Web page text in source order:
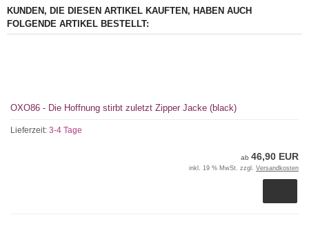
KUNDEN, DIE DIESEN ARTIKEL KAUFTEN, HABEN AUCH
FOLGENDE ARTIKEL BESTELLT:
OXO86 - Die Hoffnung stirbt zuletzt Zipper Jacke (black)
Lieferzeit: 3-4 Tage
ab 46,90 EUR
inkl. 19 % MwSt. zzgl. Versandkosten